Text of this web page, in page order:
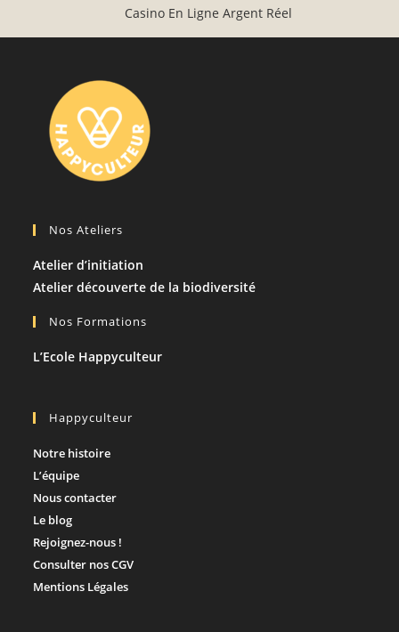
Casino En Ligne Argent Réel
Nos Ateliers
Atelier d’initiation
Atelier découverte de la biodiversité
Nos Formations
L’Ecole Happyculteur
Happyculteur
Notre histoire
L’équipe
Nous contacter​
Le blog
Rejoignez-nous !
Consulter nos CGV
Mentions Légales